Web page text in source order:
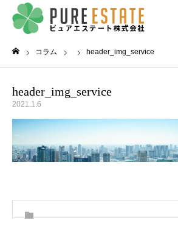
コラム header_img_service
header_img_service
2021.1.6